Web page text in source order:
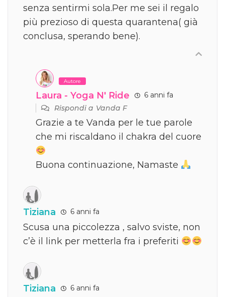
senza sentirmi sola.Per me sei il regalo
più prezioso di questa quarantena( già
conclusa, sperando bene).
Autore
Laura - Yoga N' Ride
6 anni fa
Rispondi aVanda F
Grazie a te Vanda per le tue parole
che mi riscaldano il chakra del cuore
Buona continuazione, Namaste
Tiziana 6 anni fa
Scusa una piccolezza , salvo sviste, non
c’è il link per metterla fra i preferiti
Tiziana 6 anni fa